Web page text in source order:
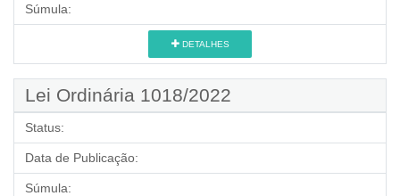
Súmula:
DETALHES
Lei Ordinária 1018/2022
Status:
Data de Publicação:
Súmula: